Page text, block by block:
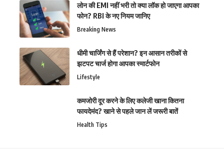
लोन की EMI नहीं भरी तो क्या लॉक हो जाएगा आपका
फोन? RBI के नए नियम जानिए
Breaking News
धीमी चार्जिंग से हैं परेशान? इन आसान तरीकों से
झटपट चार्ज होगा आपका स्मार्टफोन
Lifestyle
कमजोरी दूर करने के लिए कलेजी खाना कितना
फायदेमंद? खाने से पहले जान लें जरूरी बातें
Health Tips